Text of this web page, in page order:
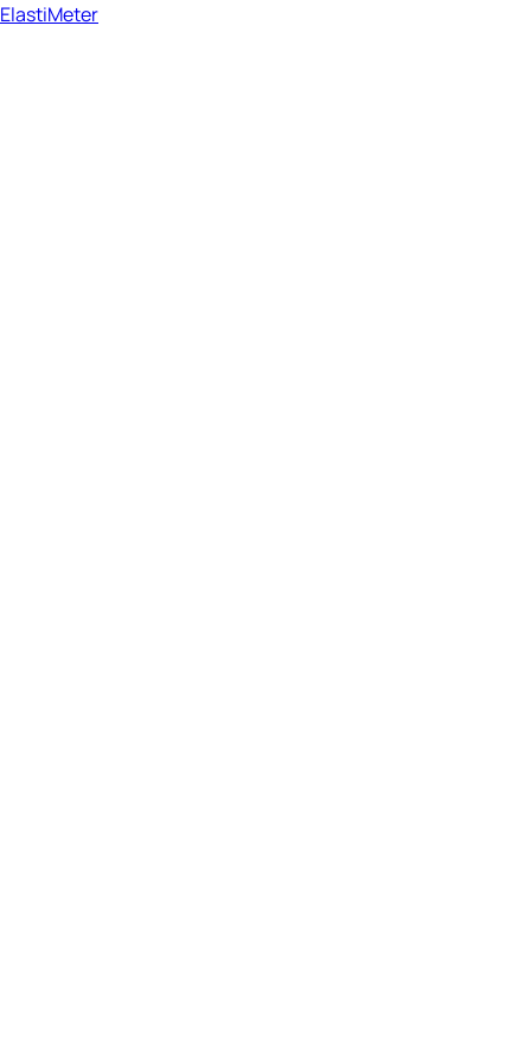
ElastiMeter